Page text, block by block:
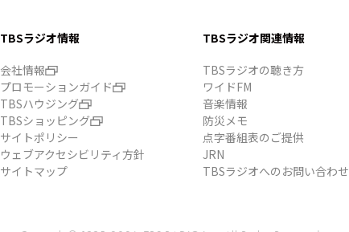
TBSラジオ情報
会社情報
プロモーションガイド
TBSハウジング
TBSショッピング
サイトポリシー
ウェブアクセシビリティ方針
サイトマップ
TBSラジオ関連情報
TBSラジオの聴き方
ワイドFM
音楽情報
防災メモ
点字番組表のご提供
JRN
TBSラジオへのお問い合わせ